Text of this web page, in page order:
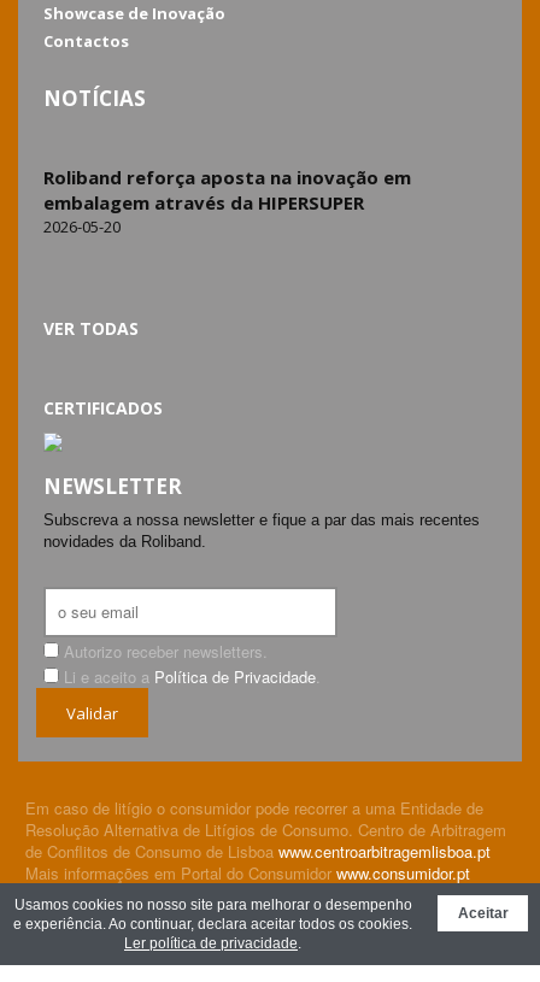
Usamos cookies no nosso site para melhorar o desempenho
e experiência. Ao continuar, declara aceitar todos os cookies.
Ler política de privacidade.
Aceitar
Showcase de Inovação
Contactos
NOTÍCIAS
Roliband reforça aposta na inovação em
embalagem através da HIPERSUPER
2026-05-20
VER TODAS
CERTIFICADOS
NEWSLETTER
Subscreva a nossa newsletter e fique a par das mais recentes
novidades da Roliband.
Autorizo receber newsletters.
Li e aceito a Política de Privacidade.
Validar
Em caso de litígio o consumidor pode recorrer a uma Entidade de
Resolução Alternativa de Litígios de Consumo. Centro de Arbitragem
de Conflitos de Consumo de Lisboa www.centroarbitragemlisboa.pt
Mais informações em Portal do Consumidor www.consumidor.pt
© Roliband Embalagens, Lda 2026. All rights reserved. Política
de Privacidade